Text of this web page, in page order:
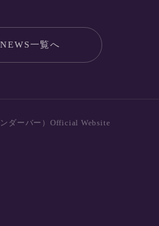
一覧へ
ダーバー）Official Website